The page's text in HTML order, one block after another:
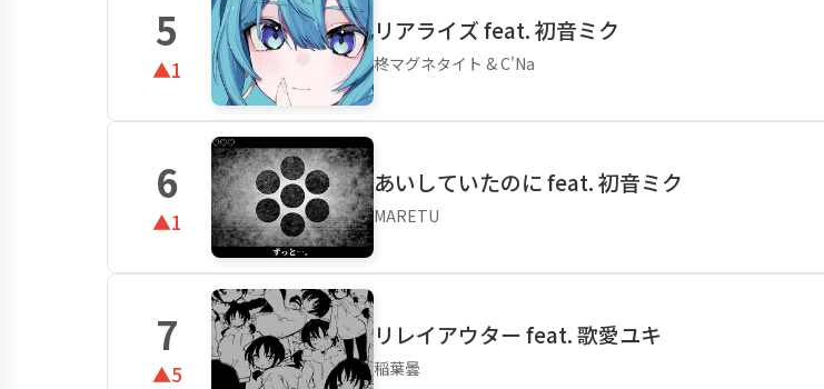
5
▲1
リアライズ feat. 初音ミク
柊マグネタイト & C'Na
6
▲1
あいしていたのに feat. 初音ミク
MARETU
7
▲5
リレイアウター feat. 歌愛ユキ
稲葉曇